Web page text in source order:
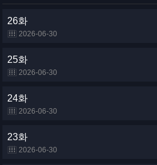
26화
2026-06-30
25화
2026-06-30
24화
2026-06-30
23화
2026-06-30